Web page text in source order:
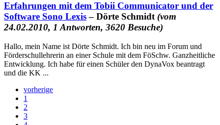
Erfahrungen mit dem Tobii Communicator und der
Software Sono Lexis– Dörte Schmidt (vom
24.02.2010, 1 Antworten, 3620 Besuche)
Hallo, mein Name ist Dörte Schmidt. Ich bin neu im Forum und
Förderschullehrerin an einer Schule mit dem FöSchw. Ganzheitliche
Entwicklung. Ich habe für einen Schüler den DynaVox beantragt
und die KK ...
vorherige
1
2
3